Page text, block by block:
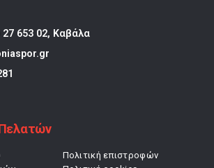
27 653 02, Καβάλα
Πολιτική επιστροφών